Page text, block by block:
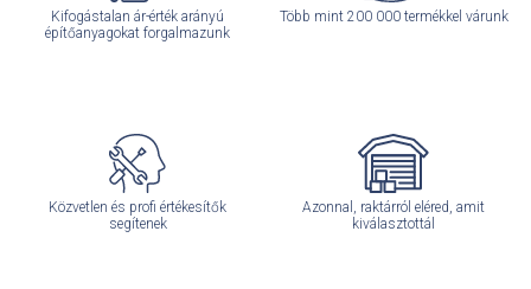
Kifogástalan ár-érték arányú
építőanyagokat forgalmazunk
Több mint 200 000 termékkel várunk
Közvetlen és profi értékesítők
segítenek
Azonnal, raktárról eléred, amit
kiválasztottál